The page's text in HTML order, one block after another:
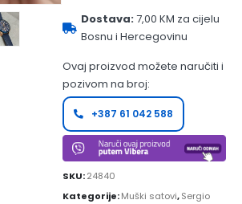
Dostava:7,00 KM za cijelu
Bosnu i Hercegovinu
Ovaj proizvod možete naručiti i
pozivom na broj:
+387 61 042 588
SKU:24840
Kategorije:Muški satovi,Sergio